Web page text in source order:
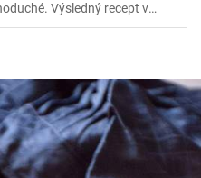
Výsledný recept v
zamilujete.